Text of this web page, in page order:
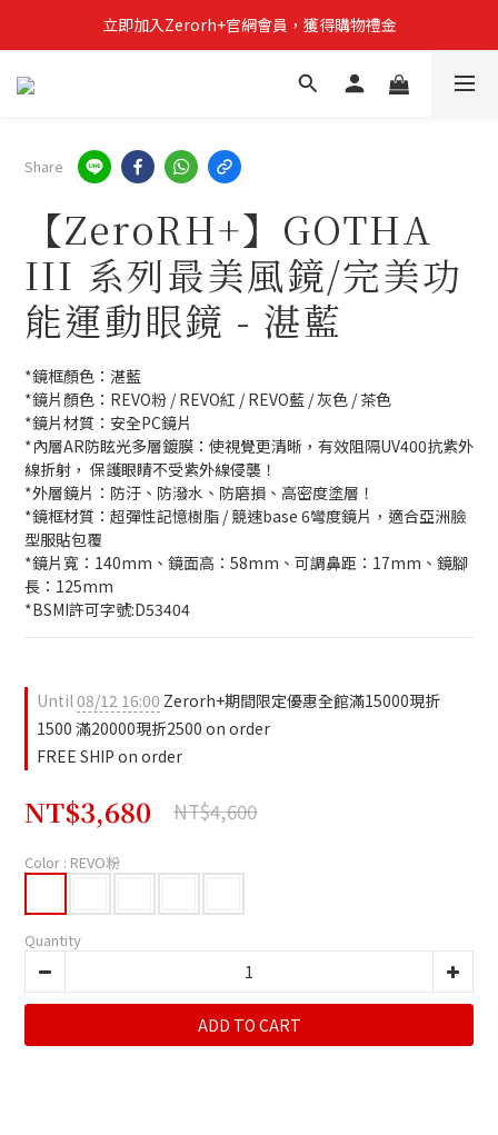
立即加入Zerorh+官網會員，獲得購物禮金
立即加入Zerorh+官網會員，獲得購物禮金
Zerorh+期間限定優惠全館滿15000折1500滿20000折2500
Share
【ZeroRH+】GOTHA
III 系列最美風鏡/完美功
能運動眼鏡 - 湛藍
*鏡框顏色：湛藍
*鏡片顏色：REVO粉 / REVO紅 / REVO藍 / 灰色 / 茶色
*鏡片材質：安全PC鏡片
*內層AR防眩光多層鍍膜：使視覺更清晰，有效阻隔UV400抗紫外
線折射， 保護眼睛不受紫外線侵襲！
*外層鏡片：防汙、防潑水、防磨損、高密度塗層！
*鏡框材質：超彈性記憶樹脂 / 競速base 6彎度鏡片，適合亞洲臉
型服貼包覆
*鏡片寬：140mm、鏡面高：58mm、可調鼻距：17mm、鏡腳
長：125mm
*BSMI許可字號:D53404
Until08/12 16:00 Zerorh+期間限定優惠全館滿15000現折
1500 滿20000現折2500 on order
FREE SHIP on order
NT$3,680 NT$4,600
Color : REVO粉
Quantity
ADD TO CART